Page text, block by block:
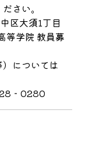
さい。
区大須1丁目
学院 教員募
については